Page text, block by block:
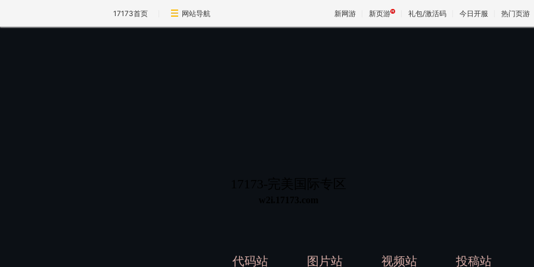
17173首页 网站导航 新网游 新页游 礼包/激活码 今日开服 热门页游
代码站 图片站 视频站 投稿站